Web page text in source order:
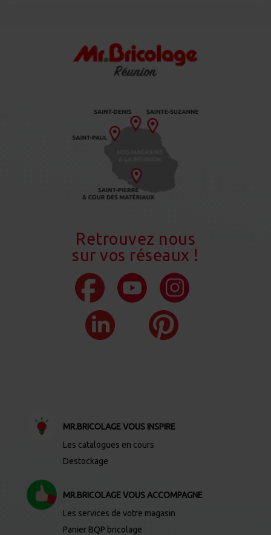
Retrouvez nous
sur vos réseaux !
MR.BRICOLAGE VOUS INSPIRE
Les catalogues en cours
Destockage
MR.BRICOLAGE VOUS ACCOMPAGNE
Les services de votre magasin
Panier BQP bricolage